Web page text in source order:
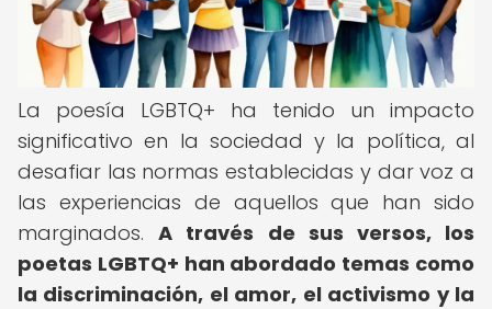
La poesía LGBTQ+ ha tenido un impacto
significativo en la sociedad y la política, al
desafiar las normas establecidas y dar voz a
las experiencias de aquellos que han sido
marginados.A través de sus versos, los
poetas LGBTQ+ han abordado temas como
la discriminación, el amor, el activismo y la